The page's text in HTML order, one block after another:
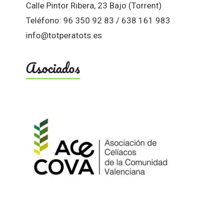
Calle Pintor Ribera, 23 Bajo (Torrent)
Teléfono: 96 350 92 83 / 638 161 983
info@totperatots.es
Asociados